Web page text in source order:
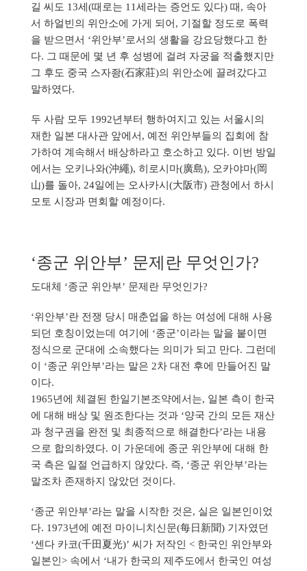
길 씨도 13세(때로는 11세라는 증언도 있다) 때, 속아
서 하얼빈의 위안소에 가게 되어, 기절할 정도로 폭력
을 받으면서 ‘위안부’로서의 생활을 강요당했다고 한
다. 그 때문에 몇 년 후 성병에 걸려 자궁을 적출했지만
그 후도 중국 스자좡(石家莊)의 위안소에 끌려갔다고
말하였다.
두 사람 모두 1992년부터 행하여지고 있는 서울시의
재한 일본 대사관 앞에서, 예전 위안부들의 집회에 참
가하여 계속해서 배상하라고 호소하고 있다. 이번 방일
에서는 오키나와(沖繩), 히로시마(廣島), 오카야마(岡
山)를 돌아, 24일에는 오사카시(大阪市) 관청에서 하시
모토 시장과 면회할 예정이다.
‘종군 위안부’ 문제란 무엇인가?
도대체 ‘종군 위안부’ 문제란 무엇인가?
‘위안부’란 전쟁 당시 매춘업을 하는 여성에 대해 사용
되던 호칭이었는데 여기에 ‘종군’이라는 말을 붙이면
정식으로 군대에 소속했다는 의미가 되고 만다. 그런데
이 ‘종군 위안부’라는 말은 2차 대전 후에 만들어진 말
이다.
1965년에 체결된 한일기본조약에서는, 일본 측이 한국
에 대해 배상 및 원조한다는 것과 ‘양국 간의 모든 재산
과 청구권을 완전 및 최종적으로 해결한다’라는 내용
으로 합의하였다. 이 가운데에 종군 위안부에 대해 한
국 측은 일절 언급하지 않았다. 즉, ‘종군 위안부’라는
말조차 존재하지 않았던 것이다.
‘종군 위안부’라는 말을 시작한 것은, 실은 일본인이었
다. 1973년에 예전 마이니치신문(每日新聞) 기자였던
‘센다 카코(千田夏光)’ 씨가 저작인 < 한국인 위안부와
일본인> 속에서 ‘내가 한국의 제주도에서 한국인 여성